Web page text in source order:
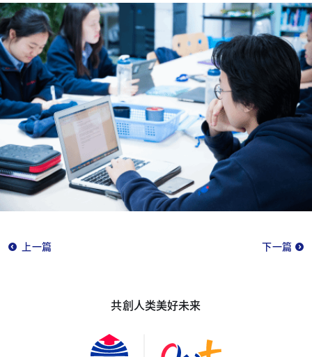
上一篇 下一篇
共創人类美好未来